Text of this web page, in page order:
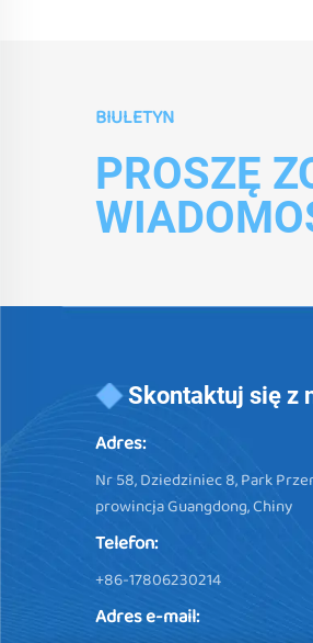
BIULETYN
PROSZĘ
Skontaktuj się z
Adres:
Nr 58, Dziedziniec 8, Park
prowincja Guangdong, Chiny
Telefon:
+86-17806230214
Adres e-mail: